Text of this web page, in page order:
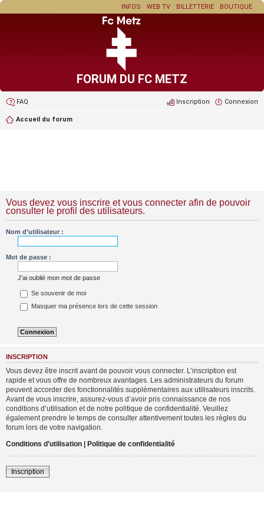
BOUTIQUE
BILLETTERIE
WEB TV
INFOS
FORUM DU FC METZ
FAQ Connexion
Inscription
Accueil du forum
Vous devez vous inscrire et vous connecter afin de pouvoir
consulter le profil des utilisateurs.
Nom d’utilisateur :
Mot de passe :
J’ai oublié mon mot de passe
Se souvenir de moi
Masquer ma présence lors de cette session
INSCRIPTION
Vous devez être inscrit avant de pouvoir vous connecter. L’inscription est
rapide et vous offre de nombreux avantages. Les administrateurs du forum
peuvent accorder des fonctionnalités supplémentaires aux utilisateurs inscrits.
Avant de vous inscrire, assurez-vous d’avoir pris connaissance de nos
conditions d’utilisation et de notre politique de confidentialité. Veuillez
également prendre le temps de consulter attentivement toutes les règles du
forum lors de votre navigation.
Conditions d’utilisation | Politique de confidentialité
Inscription